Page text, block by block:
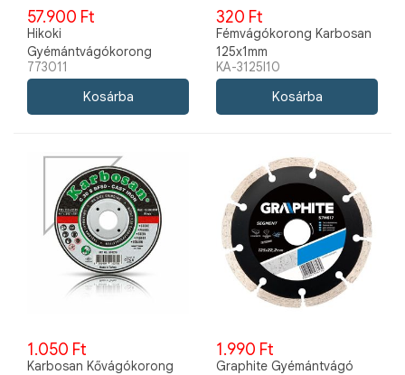
57.900 Ft
Hikoki
Gyémántvágókorong
350mm 773011
773011
320 Ft
Fémvágókorong Karbosan
125x1mm
KA-3125I10
1.050 Ft
Karbosan Kővágókorong
1.990 Ft
Graphite Gyémántvágó